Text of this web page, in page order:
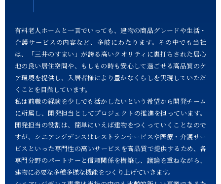
有料老人ホームと一言でいっても、建物の商品グレードや生活・
介護サービスの内容など、多岐にわたります。その中でも当社
は、「三井のすまい」が誇る高いクオリティに裏打ちされた居心
地の良い居住空間や、もしもの時も安心して過ごせる高品質のケ
ア環境を提供し、入居者様により豊かなくらしを実現していただ
くことを目指しています。
私は前職の経験を少しでも活かしたいという希望から開発チーム
に所属し、開発担当としてプロジェクトの推進を担っています。
開発担当の役割は、簡単にいえば建物をつくっていくことなので
すが、シニアレジデンスはレストランサービスや医療・介護サー
ビスといった専門性の高いサービスを高品質で提供するため、各
専門分野のパートナーと信頼関係を構築し、議論を重ねながら、
建物に必要な多種多様な機能をつくり上げていきます。